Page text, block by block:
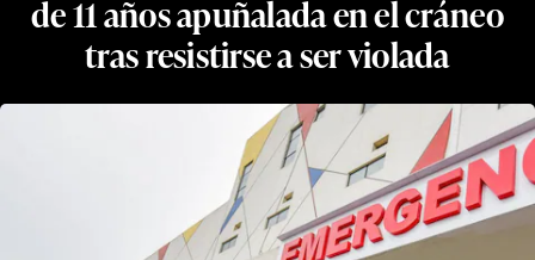
de 11 años apuñalada en el cráneo
tras resistirse a ser violada